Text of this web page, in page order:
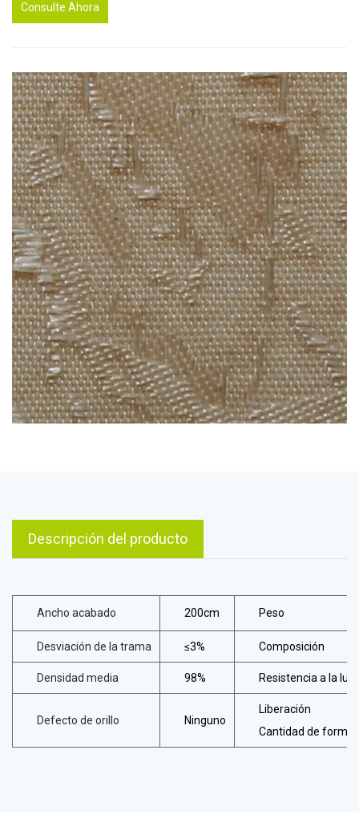
Consulte Ahora
Descripción del producto
Ancho acabado 200cm Peso
Desviación de la trama ≤3% Composición
Densidad media 98% Resistencia a la luz
Defecto de orillo Ninguno
Liberación
Cantidad de